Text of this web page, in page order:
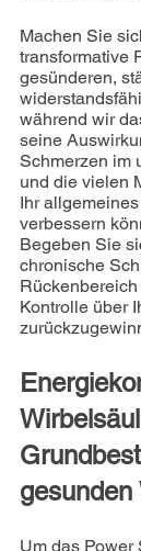
Machen Sie
transformative
gesünderen,
während wir
seine
Schmerzen im
und die vielen
Ihr
verbessern
Begeben Sie
chronische
Kontrolle über
gesunden
Um das Power